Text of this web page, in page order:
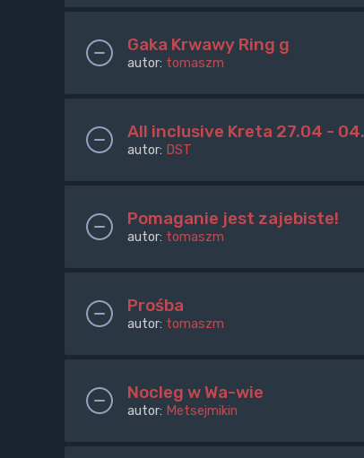
Gaka Krwawy Ring g
autor: tomaszm
All inclusive Kreta 27.04 -
autor: DST
Pomaganie jest zajebiste!
autor: tomaszm
Prośba
autor: tomaszm
Nocleg w Wa-wie
autor: Metsejmikin